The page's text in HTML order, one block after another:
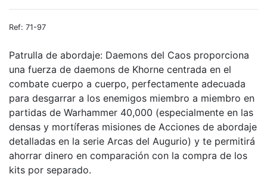
Ref: 71-97
Patrulla de abordaje: Daemons del Caos proporciona
una fuerza de daemons de Khorne centrada en el
combate cuerpo a cuerpo, perfectamente adecuada
para desgarrar a los enemigos miembro a miembro en
partidas de Warhammer 40,000 (especialmente en las
densas y mortíferas misiones de Acciones de abordaje
detalladas en la serie Arcas del Augurio) y te permitirá
ahorrar dinero en comparación con la compra de los
kits por separado.